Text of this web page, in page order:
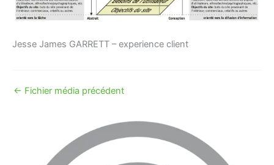
Jesse James GARRETT – experience client
← Fichier média précédent